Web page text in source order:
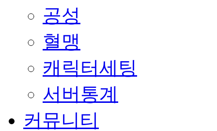
공성
혈맹
캐릭터세팅
서버통계
커뮤니티